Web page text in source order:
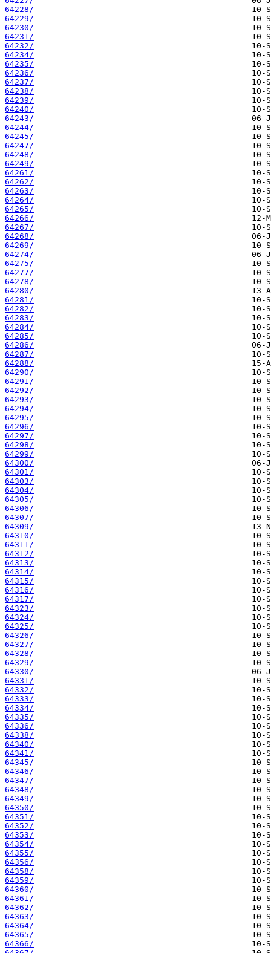
64228/
64229/
64230/
64231/
64232/
64234/
64235/
64236/
64237/
64238/
64239/
64240/
64243/
64244/
64245/
64247/
64248/
64249/
64261/
64262/
64263/
64264/
64265/
64266/
64267/
64268/
64269/
64274/
64275/
64277/
64278/
64280/
64281/
64282/
64283/
64284/
64285/
64286/
64287/
64288/
64290/
64291/
64292/
64293/
64294/
64295/
64296/
64297/
64298/
64299/
64300/
64301/
64303/
64304/
64305/
64306/
64307/
64309/
64310/
64311/
64312/
64313/
64314/
64315/
64316/
64317/
64323/
64324/
64325/
64326/
64327/
64328/
64329/
64330/
64331/
64332/
64333/
64334/
64335/
64336/
64338/
64340/
64341/
64345/
64346/
64347/
64348/
64349/
64350/
64351/
64352/
64353/
64354/
64355/
64356/
64358/
64359/
64360/
64361/
64362/
64363/
64364/
64365/
64366/